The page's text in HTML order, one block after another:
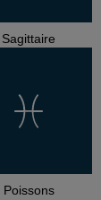
Sagittaire
Poissons